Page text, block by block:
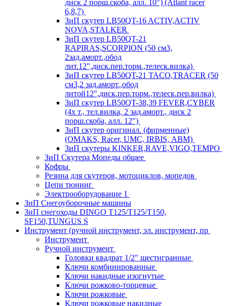
диск 2 порш.скоба, алл. 10") (Atlant racer
6,8,7)
ЗиП скутер LB50QT-16 ACTIV,ACTIV
NOVA,STALKER
ЗиП скутер LB50QT-21
RAPIRAS,SCORPION (50 см3,
2зад.аморт.,обод
лит.12",диск.пер.торм.,телеск.вилка)
ЗиП скутер LB50QT-21 TACO,TRACER (50
см3,2 зад.аморт.,обод
литой12",диск.пер.торм.,телеск.пер.вилка)
ЗиП скутер LB50QT-38,39 FEVER,CYBER
(4х т., тел.вилка, 2 зад.аморт., диск 2
порш.скоба, алл. 12")
ЗиП скутер оригинал. (фирменные)
(OMAKS, Racer, UMC, IRBIS, АВМ)
ЗиП скутеры KINKER,RAVE,VIGO,TEMPO
ЗиП Скутера Мопеды общее
Кофры
Резина для скутеров, мотоциклов, мопедов
Цепи тюнинг
Электрооборудование 1
ЗиП Снегоуборочные машины
ЗиП снегоходы DINGO T125/T125/T150,
SF150,TUNGUS S
Инструмент (ручной инструмент, эл. инструмент, пр
Инструмент
Ручной инструмент
Головки квадрат 1/2" шестигранные
Ключи комбинированные
Ключи накидные изогнутые
Ключи рожково-торцевые
Ключи рожковые
Ключи рожковые накидные